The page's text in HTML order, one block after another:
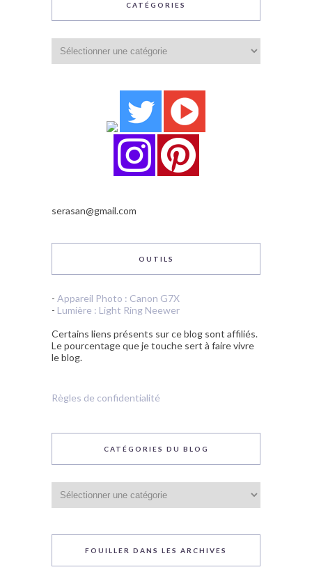
CATÉGORIES
serasan@gmail.com
OUTILS
- Appareil Photo : Canon G7X
- Lumière : Light Ring Neewer
Certains liens présents sur ce blog sont affiliés.
Le pourcentage que je touche sert à faire vivre
le blog.
Règles de confidentialité
CATÉGORIES DU BLOG
du
blog
FOUILLER DANS LES ARCHIVES